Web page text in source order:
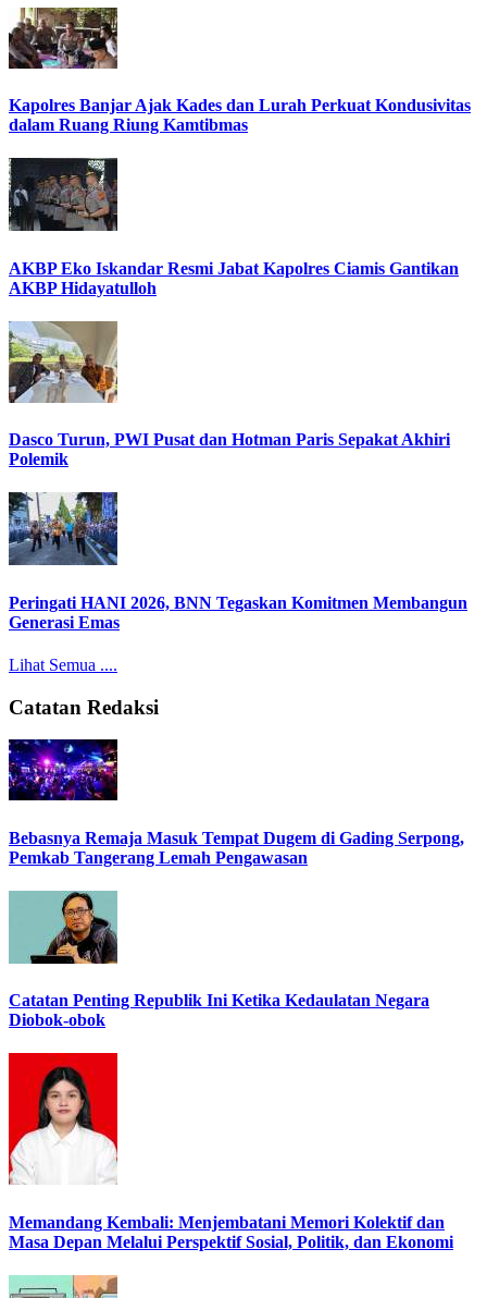
Kapolres Banjar Ajak Kades dan Lurah Perkuat Kondusivitas
dalam Ruang Riung Kamtibmas
AKBP Eko Iskandar Resmi Jabat Kapolres Ciamis Gantikan
AKBP Hidayatulloh
Dasco Turun, PWI Pusat dan Hotman Paris Sepakat Akhiri
Polemik
Peringati HANI 2026, BNN Tegaskan Komitmen Membangun
Generasi Emas
Lihat Semua ....
Catatan Redaksi
Bebasnya Remaja Masuk Tempat Dugem di Gading Serpong,
Pemkab Tangerang Lemah Pengawasan
Catatan Penting Republik Ini Ketika Kedaulatan Negara
Diobok-obok
Memandang Kembali: Menjembatani Memori Kolektif dan
Masa Depan Melalui Perspektif Sosial, Politik, dan Ekonomi